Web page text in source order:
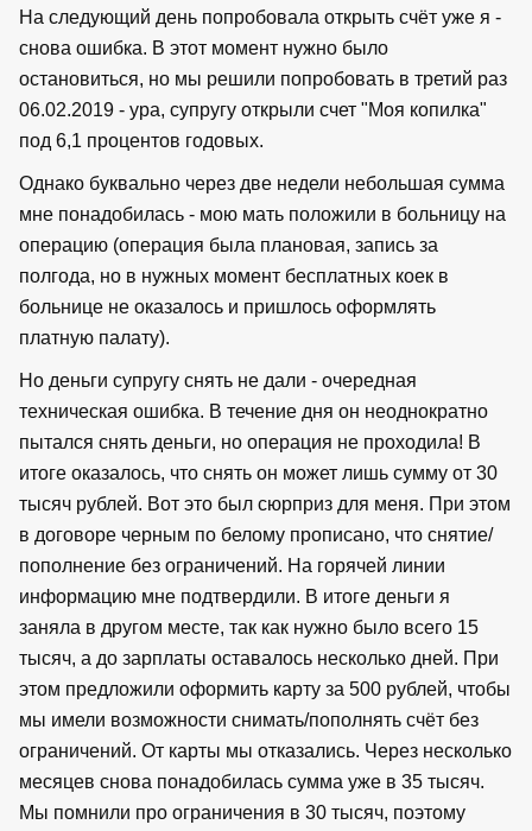
На следующий день попробовала открыть счёт уже я -
снова ошибка. В этот момент нужно было
остановиться, но мы решили попробовать в третий раз
06.02.2019 - ура, супругу открыли счет "Моя копилка"
под 6,1 процентов годовых.
Однако буквально через две недели небольшая сумма
мне понадобилась - мою мать положили в больницу на
операцию (операция была плановая, запись за
полгода, но в нужных момент бесплатных коек в
больнице не оказалось и пришлось оформлять
платную палату).
Но деньги супругу снять не дали - очередная
техническая ошибка. В течение дня он неоднократно
пытался снять деньги, но операция не проходила! В
итоге оказалось, что снять он может лишь сумму от 30
тысяч рублей. Вот это был сюрприз для меня. При этом
в договоре черным по белому прописано, что снятие/
пополнение без ограничений. На горячей линии
информацию мне подтвердили. В итоге деньги я
заняла в другом месте, так как нужно было всего 15
тысяч, а до зарплаты оставалось несколько дней. При
этом предложили оформить карту за 500 рублей, чтобы
мы имели возможности снимать/пополнять счёт без
ограничений. От карты мы отказались. Через несколько
месяцев снова понадобилась сумма уже в 35 тысяч.
Мы помнили про ограничения в 30 тысяч, поэтому